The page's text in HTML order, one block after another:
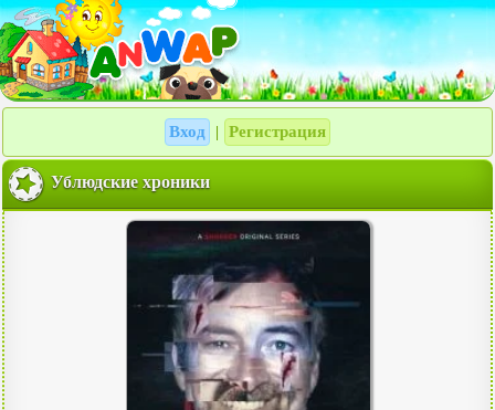
Вход Регистрация
Ублюдские хроники